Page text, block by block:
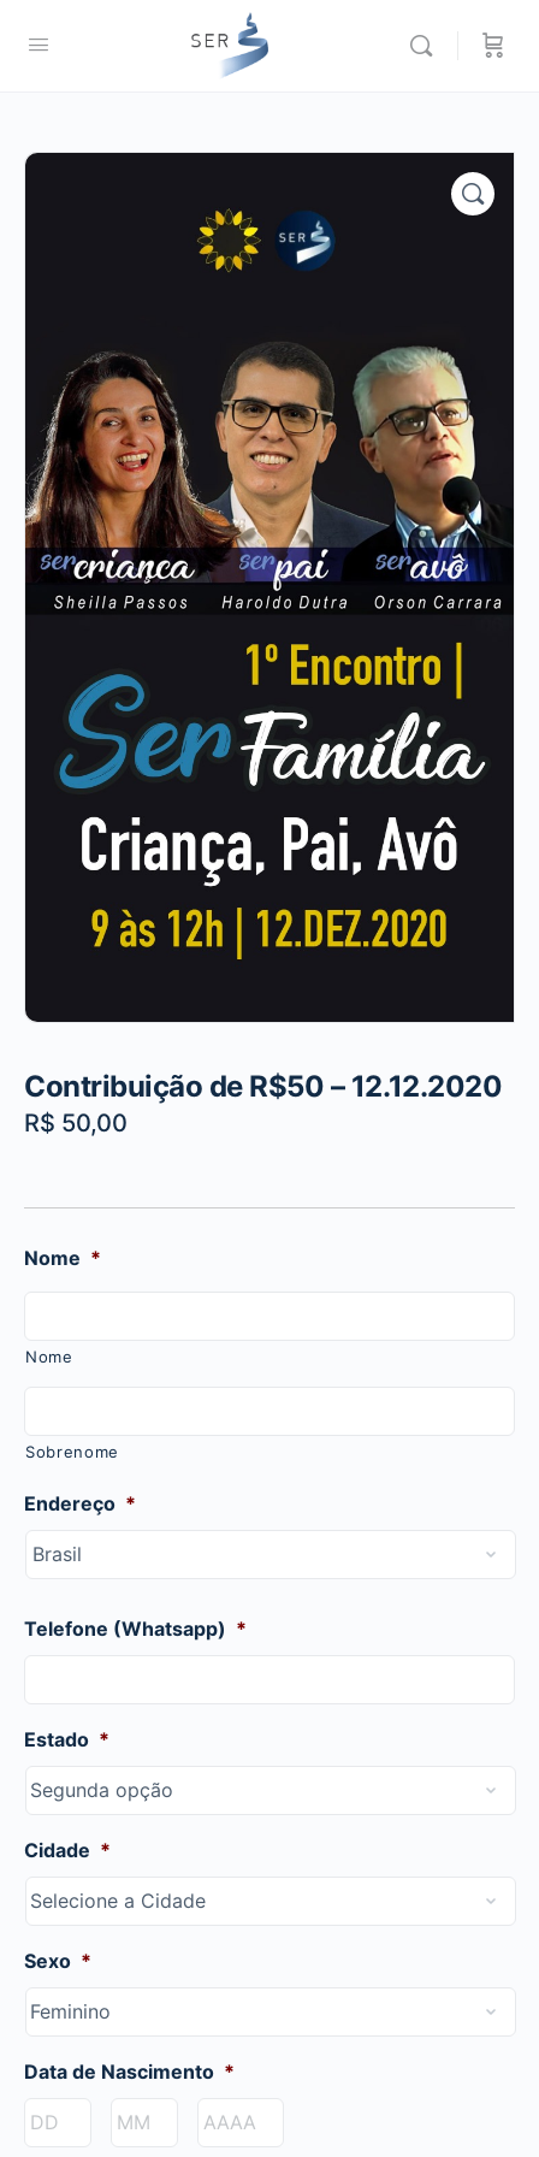
Contribuição de R$50 – 12.12.2020
R$ 50,00
Nome *
Nome
Sobrenome
Endereço *
Telefone (Whatsapp) *
Estado *
Cidade *
Sexo *
Data de Nascimento *